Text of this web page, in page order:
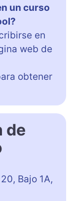
un curso
en
web de
obtener
de
Bajo 1A,